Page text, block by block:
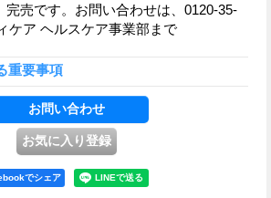
売です。お問い合わせは、0120-35-
ケア ヘルスケア事業部まで
重要事項
でシェア